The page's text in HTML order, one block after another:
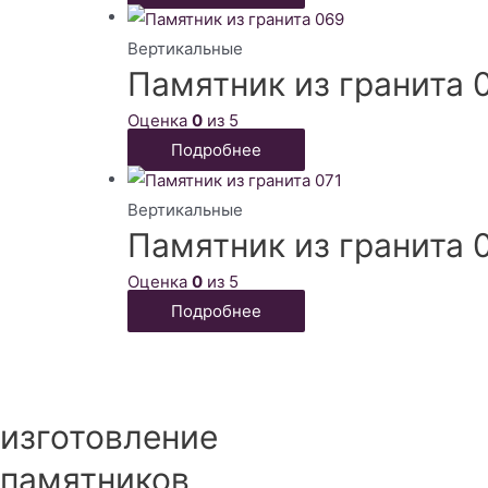
Вертикальные
Памятник из гранита
Оценка 0 из 5
Подробнее
Вертикальные
Памятник из гранита
Оценка 0 из 5
Подробнее
изготовление
памятников